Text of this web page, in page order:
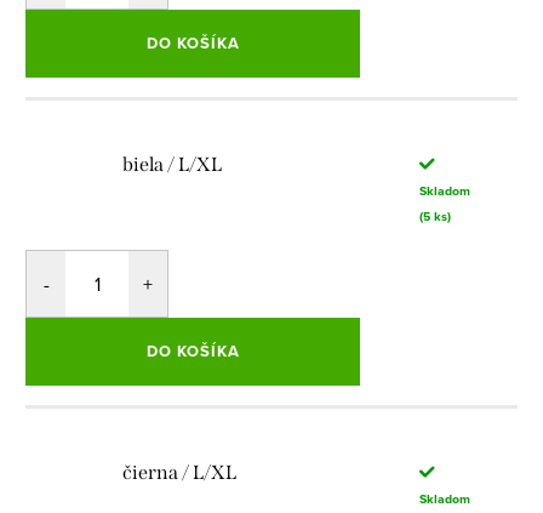
DO KOŠÍKA
biela / L/XL
Skladom
(5 ks)
DO KOŠÍKA
čierna / L/XL
Skladom